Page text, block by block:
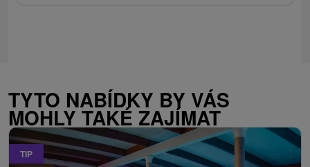
TYTO NABÍDKY BY VÁS
MOHLY TAKÉ ZAJÍMAT
TIP